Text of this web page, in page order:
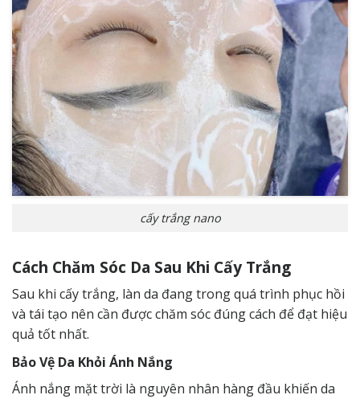
cấy trắng nano
Cách Chăm Sóc Da Sau Khi Cấy Trắng
Sau khi cấy trắng, làn da đang trong quá trình phục hồi
và tái tạo nên cần được chăm sóc đúng cách để đạt hiệu
quả tốt nhất.
Bảo Vệ Da Khỏi Ánh Nắng
Ánh nắng mặt trời là nguyên nhân hàng đầu khiến da